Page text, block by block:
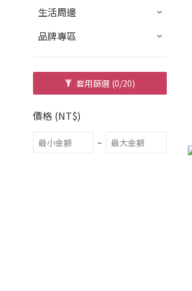
生活周邊
品牌專區
套用篩選 (0/20)
價格 (NT$)
~